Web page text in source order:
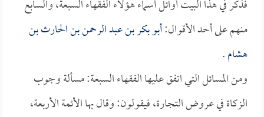
فذكر في هذا البيت أوائل أسماء هؤلاء الفقهاء السبعة، والسابع
منهم على أحد الأقوال:أبو بكر بن عبد الرحمن بن الحارث بن
هشام.
ومن المسائل التي اتفق عليها الفقهاء السبعة: مسألة وجوب
الزكاة في عروض التجارة، فيقولون: وقال بها الأئمة الأربعة،